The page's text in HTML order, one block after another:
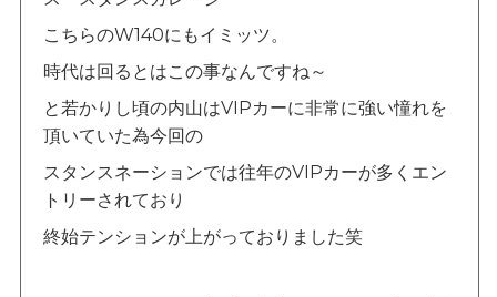
こちらのW140にもイミッツ。
時代は回るとはこの事なんですね～
と若かりし頃の内山はVIPカーに非常に強い憧れを
頂いていた為今回の
スタンスネーションでは往年のVIPカーが多くエン
トリーされており
終始テンションが上がっておりました笑